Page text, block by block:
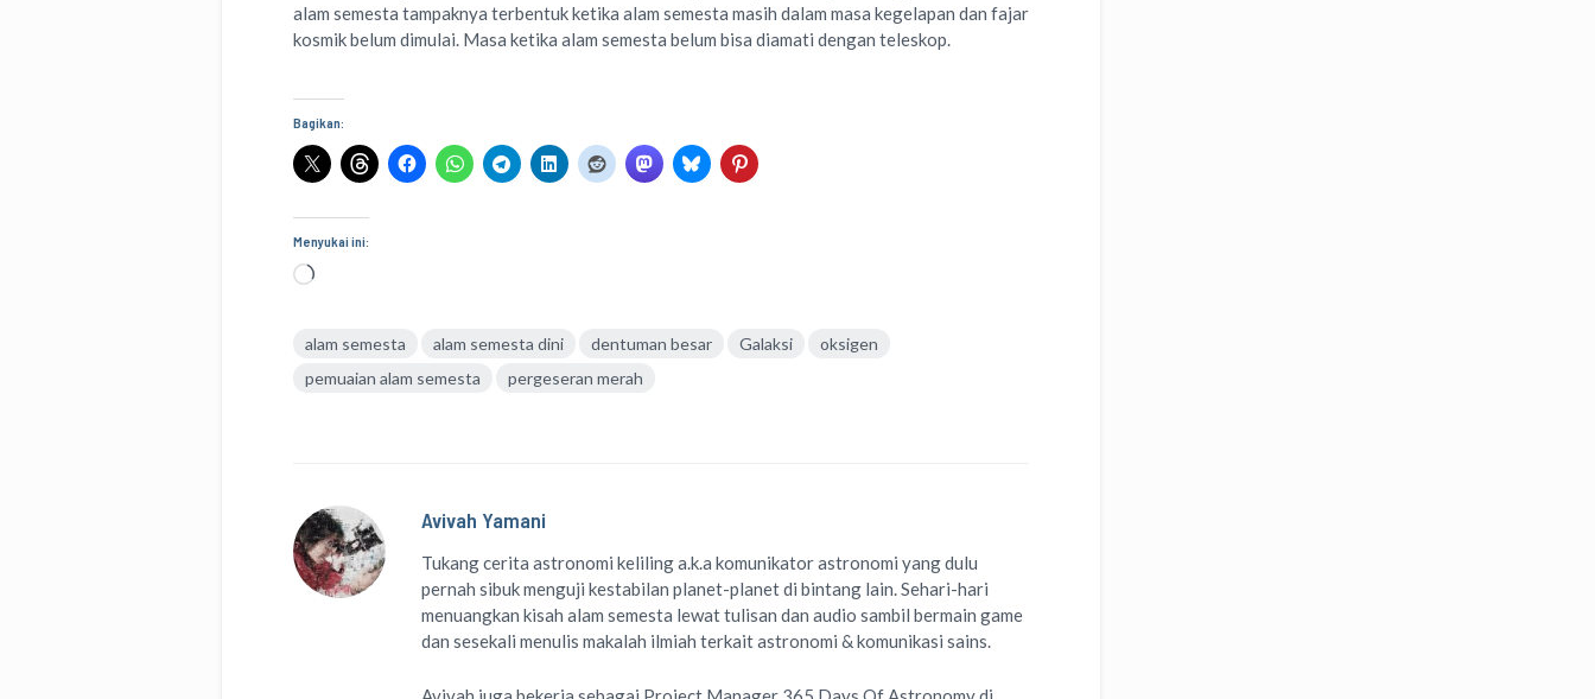
alam semesta tampaknya terbentuk ketika alam semesta masih dalam masa kegelapan dan fajar
kosmik belum dimulai. Masa ketika alam semesta belum bisa diamati dengan teleskop.
Bagikan:
Menyukai ini:
Memuat...
alam semesta alam semesta dini dentuman besar Galaksi
oksigen
pemuaian alam semesta
pergeseran merah
Avivah Yamani
Tukang cerita astronomi kelilinga.k.akomunikator astronomi yang dulu
pernah sibuk menguji kestabilan planet-planet di bintang lain. Sehari-hari
menuangkan kisah alam semesta lewattulisandanaudio sambil bermain game
dan sesekali menulismakalah ilmiah terkait astronomi &komunikasi sains.